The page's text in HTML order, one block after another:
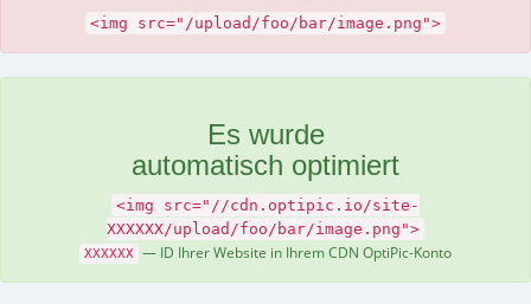
<img src="/upload/foo/bar/image.png">
Es wurde
automatisch optimiert
<img src="//cdn.optipic.io/site-
XXXXXX/upload/foo/bar/image.png">
XXXXXX — ID Ihrer Website in Ihrem CDN OptiPic-Konto